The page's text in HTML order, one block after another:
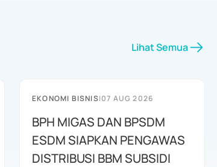
Lihat Semua
EKONOMI BISNIS|07 AUG 2026
BPH MIGAS DAN BPSDM
ESDM SIAPKAN PENGAWAS
DISTRIBUSI BBM SUBSIDI